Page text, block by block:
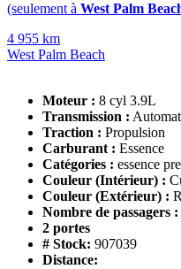
(seulement à West Palm
4 955 km
West Palm Beach
Moteur : 8 cyl 3.9L
Transmission :
Traction : Propulsion
Carburant : Essence
Catégories : essence
Couleur (Intérieur) :
Couleur (Extérieur) :
Nombre de passagers :
2 portes
# Stock: 907039
Distance: